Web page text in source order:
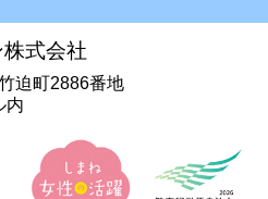
式会社
迫町2886番地
内